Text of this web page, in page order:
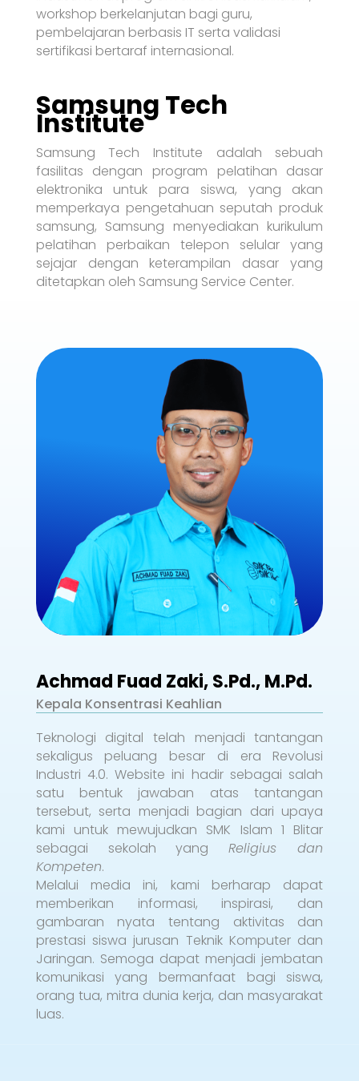
workshop berkelanjutan bagi guru,
pembelajaran berbasis IT serta validasi
sertifikasi bertaraf internasional.
Samsung Tech
Institute
Samsung Tech Institute adalah sebuah
fasilitas dengan program pelatihan dasar
elektronika untuk para siswa, yang akan
memperkaya pengetahuan seputah produk
samsung, Samsung menyediakan kurikulum
pelatihan perbaikan telepon selular yang
sejajar dengan keterampilan dasar yang
ditetapkan oleh Samsung Service Center.
Achmad Fuad Zaki, S.Pd., M.Pd.
Kepala Konsentrasi Keahlian
Teknologi digital telah menjadi tantangan
sekaligus peluang besar di era Revolusi
Industri 4.0. Website ini hadir sebagai salah
satu bentuk jawaban atas tantangan
tersebut, serta menjadi bagian dari upaya
kami untuk mewujudkan SMK Islam 1 Blitar
sebagai sekolah yangReligius dan
Kompeten.
Melalui media ini, kami berharap dapat
memberikan informasi, inspirasi, dan
gambaran nyata tentang aktivitas dan
prestasi siswa jurusan Teknik Komputer dan
Jaringan. Semoga dapat menjadi jembatan
komunikasi yang bermanfaat bagi siswa,
orang tua, mitra dunia kerja, dan masyarakat
luas.